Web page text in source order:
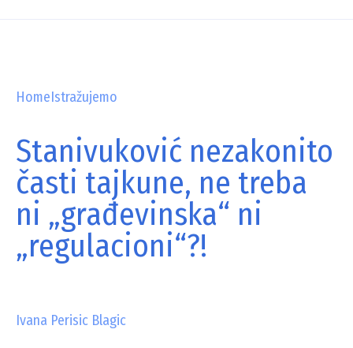
HomeIstražujemo
Stanivuković nezakonito
časti tajkune, ne treba
ni „građevinska“ ni
„regulacioni“?!
Ivana Perisic Blagic